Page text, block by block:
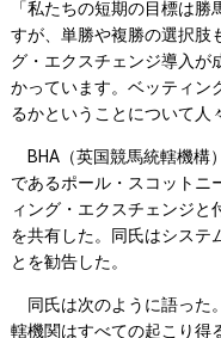
「私たちの短期の目標は
すが、単勝や複勝の選択肢
グ・エクスチェンジ導入が
かっています。ベッティン
るかということについて人
BHA（英国競馬統轄機構
であるポール・スコットニ
ィング・エクスチェンジ
を共有した。同氏はシステ
とを勧告した。
同氏は次のように語った
轄機関はすべての起こり得